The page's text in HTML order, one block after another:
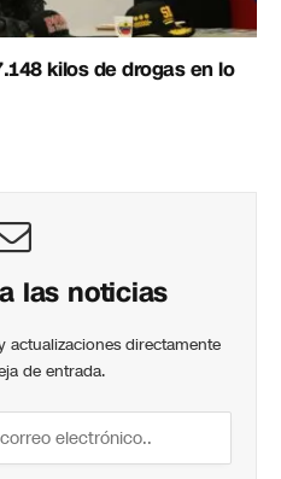
kilos de drogas en lo
las noticias
actualizaciones directamente
de entrada.